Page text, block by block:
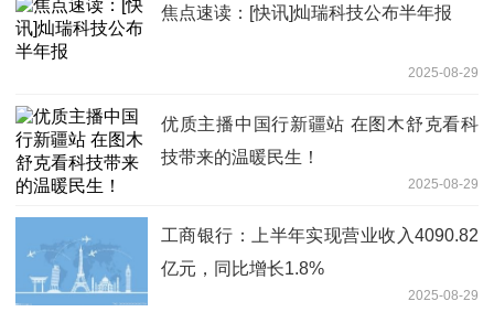
焦点速读：[快讯]灿瑞科技公布半年报
2025-08-29
优质主播中国行新疆站 在图木舒克看科
技带来的温暖民生！
2025-08-29
工商银行：上半年实现营业收入4090.82
亿元，同比增长1.8%
2025-08-29